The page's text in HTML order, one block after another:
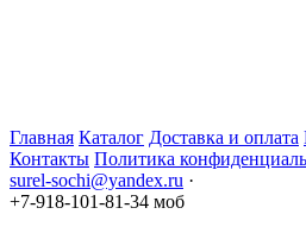
Главная Каталог Доставка и оплата
Контакты Политика
surel-sochi@yandex.ru ·
+7-918-101-81-34 моб